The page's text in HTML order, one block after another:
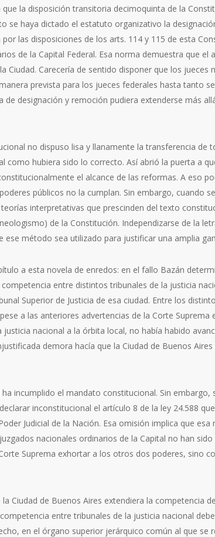
la disposición transitoria decimoquinta de la
se haya dictado el estatuto organizativo la
las disposiciones de los arts. 114 y 115 de esta
de la Capital Federal. Esa norma demuestra que el
Ciudad. Carecería de sentido disponer que los jueces
prevista para los jueces federales hasta tanto
de designación y remoción pudiera extenderse más
no dispuso lisa y llanamente la transferencia de
como hubiera sido lo correcto. Así abrió la puerta a
el alcance de las reformas. A eso
públicos no la cumplan. Sin embargo, cuando
interpretativas que prescinden del texto
de la Constitución. Independizarse de la
ese método sea utilizado para justificar una amplia
a esta novela de enredos: en el fallo Bazán
entre distintos tribunales de la justicia
Superior de Justicia de esa ciudad. Entre los
a las anteriores advertencias de la Corte Suprema
nacional a la órbita local, no había habido
demora hacía que la Ciudad de Buenos
incumplido el mandato constitucional. Sin embargo,
inconstitucional el artículo 8 de la ley 24.588
Judicial de la Nación. Esa omisión implica que esa
nacionales ordinarios de la Capital no han
Suprema exhortar a los otros dos poderes, sino
Ciudad de Buenos Aires extendiera la competencia
entre tribunales de la justicia nacional
en el órgano superior jerárquico común al que se